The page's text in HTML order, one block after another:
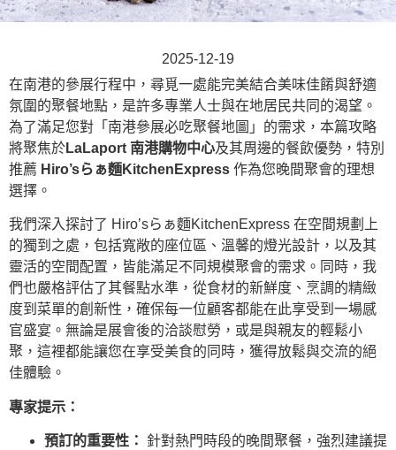
2025-12-19
在南港的參展行程中，尋覓一處能完美結合美味佳餚與舒適
氛圍的聚餐地點，是許多專業人士與在地居民共同的渴望。
為了滿足您對「南港參展必吃聚餐地圖」的需求，本篇攻略
將聚焦於LaLaport 南港購物中心及其周邊的餐飲優勢，特別
推薦 Hiro’sらぁ麵KitchenExpress 作為您晚間聚會的理想
選擇。
我們深入探討了 Hiro’sらぁ麵KitchenExpress 在空間規劃上
的獨到之處，包括寬敞的座位區、溫馨的燈光設計，以及其
靈活的空間配置，皆能滿足不同規模聚會的需求。同時，我
們也嚴格評估了其餐點水準，從食材的新鮮度、烹調的精緻
度到菜單的創新性，確保每一位顧客都能在此享受到一場感
官盛宴。無論是展會後的洽談慰勞，或是與親友的輕鬆小
聚，這裡都能讓您在享受美食的同時，獲得放鬆與交流的絕
佳體驗。
專家提示：
預訂的重要性：
針對熱門時段的晚間聚餐，強烈建議提